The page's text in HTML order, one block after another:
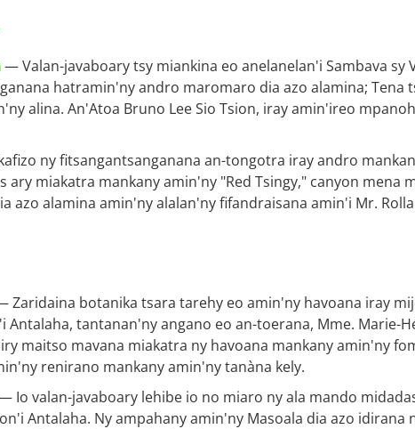
— Valan-javaboary tsy miankina eo anelanelan'i Sambava sy
hatramin'ny andro maromaro dia azo alamina;
alina. An'Atoa Bruno Lee Sio Tsion, iray amin'ireo
ny fitsangantsanganana an-tongotra iray andro
ary miakatra mankany amin'ny "Red Tsingy," canyon mena
azo alamina amin'ny alalan'ny fifandraisana amin'i Mr.
Zaridaina botanika tsara tarehy eo amin'ny havoana iray
Antalaha, tantanan'ny angano eo an-toerana, Mme. Marie-
maitso mavana miakatra ny havoana mankany amin'ny
renirano mankany amin'ny tanàna kely.
Io valan-javaboary lehibe io no miaro ny ala mando
Antalaha. Ny ampahany amin'ny Masoala dia azo idirana